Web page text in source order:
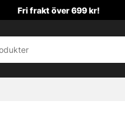
Fri frakt över 699 kr!